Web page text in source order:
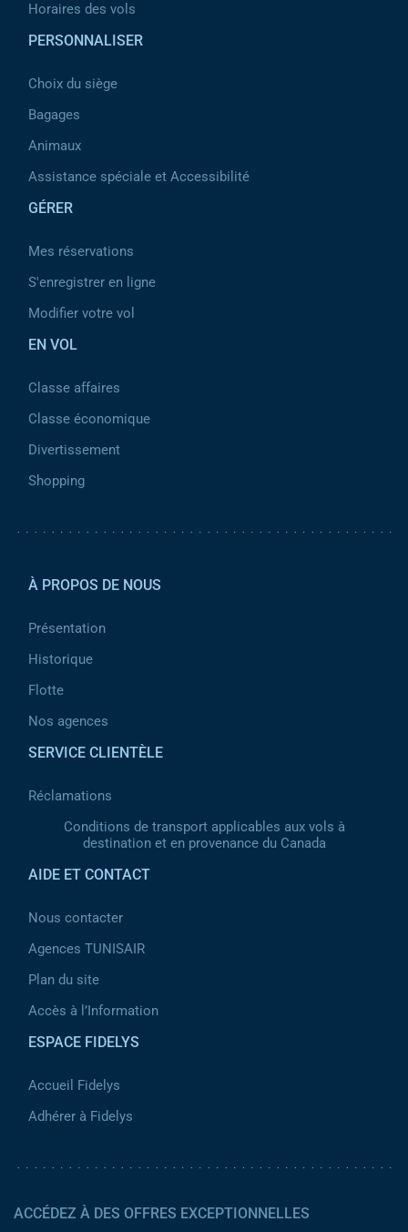
Horaires des vols
PERSONNALISER
Choix du siège
Bagages
Animaux
Assistance spéciale et Accessibilité
GÉRER
Mes réservations
S'enregistrer en ligne
Modifier votre vol
EN VOL
Classe affaires
Classe économique
Divertissement
Shopping
À PROPOS DE NOUS
Présentation
Historique
Flotte
Nos agences
SERVICE CLIENTÈLE
Réclamations
Conditions de transport applicables aux vols à
destination et en provenance du Canada
AIDE ET CONTACT
Nous contacter
Agences TUNISAIR
Plan du site
Accès à l’Information
ESPACE FIDELYS
Accueil Fidelys
Adhérer à Fidelys
ACCÉDEZ À DES OFFRES EXCEPTIONNELLES